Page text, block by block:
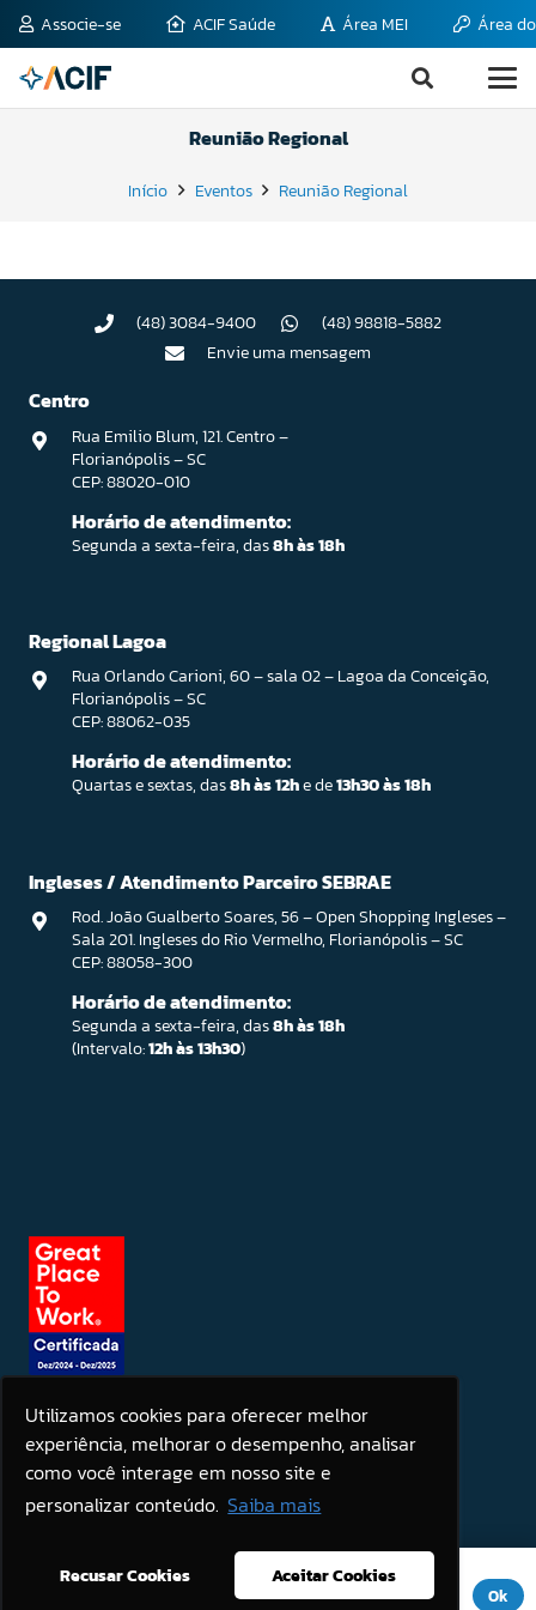
Utilizamos cookies para oferecer melhor
experiência, melhorar o desempenho, analisar
como você interage em nosso site e
personalizar conteúdo. Saiba mais
Recusar Cookies Aceitar Cookies
Associe-se ACIF Saúde Área MEI Área
Reunião Regional
Início Eventos Reunião Regional
(48) 3084-9400
(48) 98818-5882
Envie uma mensagem
Centro
Rua Emilio Blum, 121. Centro –
Florianópolis – SC
CEP: 88020-010
Horário de atendimento:
Segunda a sexta-feira, das8h às 18h
Regional Lagoa
Rua Orlando Carioni, 60 – sala 02 – Lagoa da Conceição,
Florianópolis – SC
CEP: 88062-035
Horário de atendimento:
Quartas e sextas, das8h às 12he de13h30 às 18h
Ingleses / Atendimento Parceiro SEBRAE
Rod. João Gualberto Soares, 56 – Open Shopping Ingleses –
Sala 201. Ingleses do Rio Vermelho, Florianópolis – SC
CEP: 88058-300
Horário de atendimento:
Segunda a sexta-feira, das8h às 18h
(Intervalo:12h às 13h30)
Seja um patrocinador
Este site usa cookies para melhorar sua experiência. Se você
continuar a usar este site, você concorda com ele.Aviso de
Ok